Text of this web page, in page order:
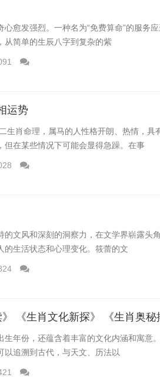
愈发强烈。一种名为“免费算命”的服务
从简单的生辰八字到复杂的紫
运势
生肖命理，属马的人性格开朗、热情，具
在某些情况下可能会显得急躁。在事
文风和深刻的洞察力，在文学界崭露头
的生活状态和心理变化。筱蕾的文
年份，还蕴含着丰富的文化内涵和寓意
追溯到古代，与天文、历法以